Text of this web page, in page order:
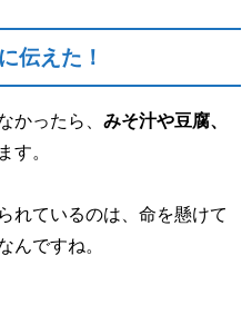
伝えた！
かったら、 みそ汁や豆腐、
す。
れているのは、命を懸けて
んですね。